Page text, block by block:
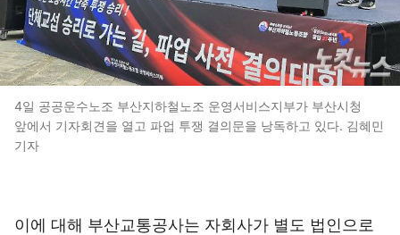
4일 공공운수노조 부산지하철노조 운영서비스지부가 부산시청
앞에서 기자회견을 열고 파업 투쟁 결의문을 낭독하고 있다. 김혜민
기자
이에 대해 부산교통공사는 자회사가 별도 법인으로